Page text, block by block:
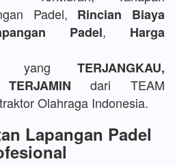
Padel, Rincian Biaya
Padel, Harga
yangTERJANGKAU,
dari TEAM
Olahraga Indonesia.
Lapangan Padel